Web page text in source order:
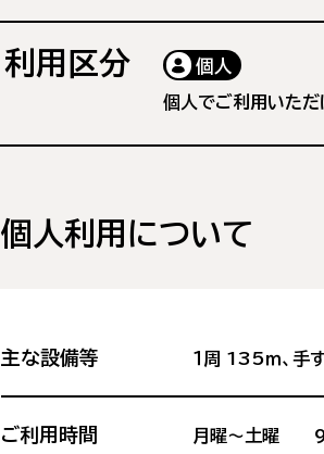
利用区分 個人
個人でご利用いただ
個人利用について
主な設備等 １周 135ｍ、手
ご利用時間 月曜〜土曜